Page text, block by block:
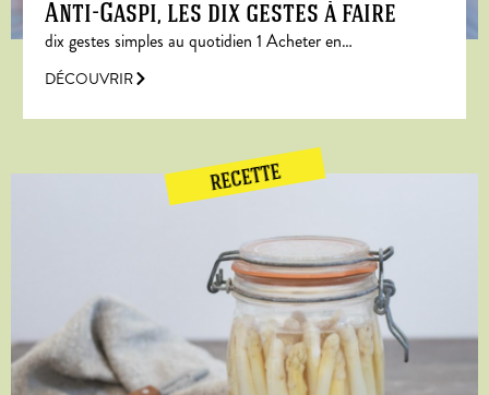
Anti-Gaspi, les dix gestes à faire
dix gestes simples au quotidien 1 Acheter en…
DÉCOUVRIR
RECETTE